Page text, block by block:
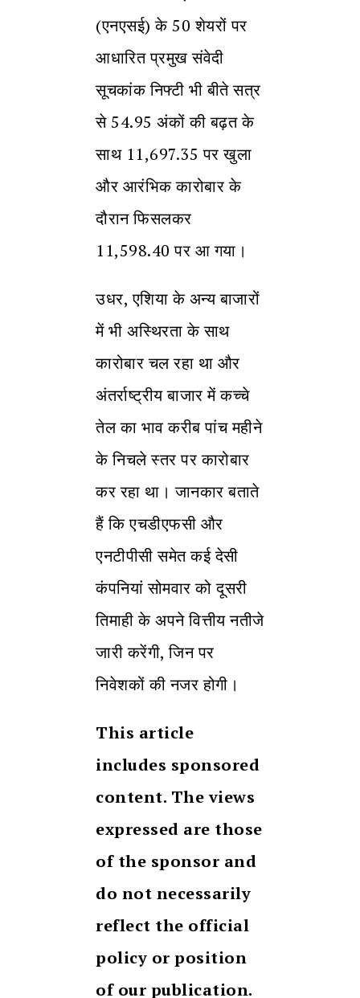
(एनएसई) के 50 शेयरों पर
आधारित प्रमुख संवेदी
सूचकांक निफ्टी भी बीते सत्र
से 54.95 अंकों की बढ़त के
साथ 11,697.35 पर खुला
और आरंभिक कारोबार के
दौरान फिसलकर
11,598.40 पर आ गया।
उधर, एशिया के अन्य बाजारों
में भी अस्थिरता के साथ
कारोबार चल रहा था और
अंतर्राष्ट्रीय बाजार में कच्चे
तेल का भाव करीब पांच महीने
के निचले स्तर पर कारोबार
कर रहा था। जानकार बताते
हैं कि एचडीएफसी और
एनटीपीसी समेत कई देसी
कंपनियां सोमवार को दूसरी
तिमाही के अपने वित्तीय नतीजे
जारी करेंगी, जिन पर
निवेशकों की नजर होगी।
This article
includes sponsored
content. The views
expressed are those
of the sponsor and
do not necessarily
reflect the official
policy or position
of our publication.